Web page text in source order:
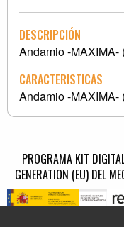
DESCRIPCIÓN
Andamio -MAXIMA-
CARACTERISTICAS
Andamio -MAXIMA-
PROGRAMA KIT
GENERATION (EU) DEL